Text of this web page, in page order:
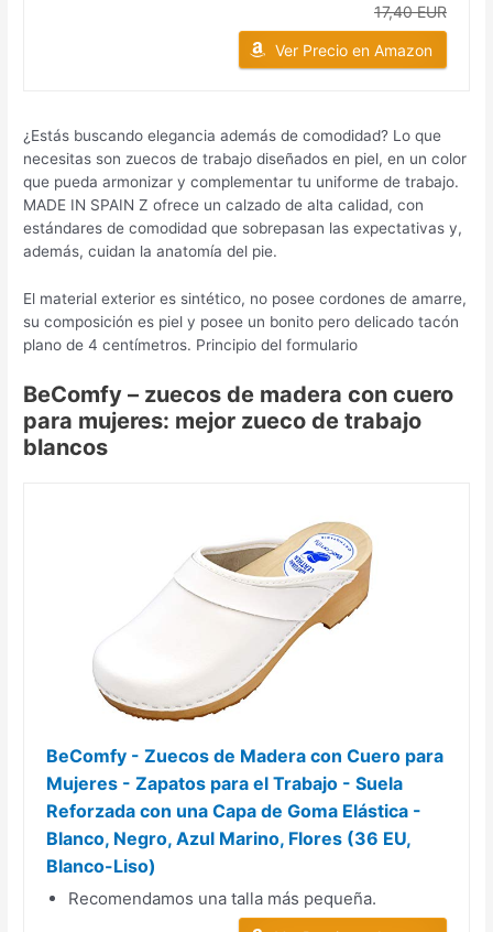
17,40 EUR
Ver Precio en Amazon
¿Estás buscando elegancia además de comodidad? Lo que
necesitas son zuecos de trabajo diseñados en piel, en un color
que pueda armonizar y complementar tu uniforme de trabajo.
MADE IN SPAIN Z ofrece un calzado de alta calidad, con
estándares de comodidad que sobrepasan las expectativas y,
además, cuidan la anatomía del pie.
El material exterior es sintético, no posee cordones de amarre,
su composición es piel y posee un bonito pero delicado tacón
plano de 4 centímetros. Principio del formulario
BeComfy – zuecos de madera con cuero
para mujeres: mejor zueco de trabajo
blancos
BeComfy - Zuecos de Madera con Cuero para
Mujeres - Zapatos para el Trabajo - Suela
Reforzada con una Capa de Goma Elástica -
Blanco, Negro, Azul Marino, Flores (36 EU,
Blanco-Liso)
Recomendamos una talla más pequeña.